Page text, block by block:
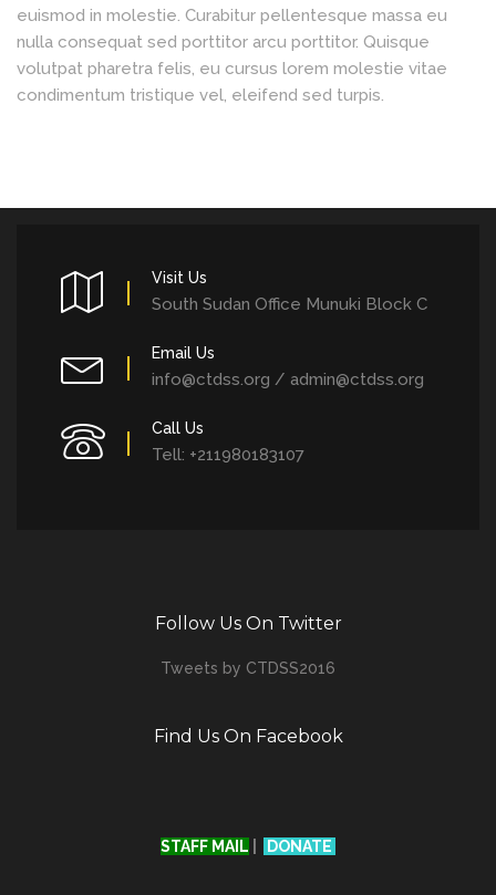
euismod in molestie. Curabitur pellentesque massa eu
nulla consequat sed porttitor arcu porttitor. Quisque
volutpat pharetra felis, eu cursus lorem molestie vitae
condimentum tristique vel, eleifend sed turpis.
Visit Us
South Sudan Office Munuki Block C
Email Us
info@ctdss.org / admin@ctdss.org
Call Us
Tell: +211980183107
Follow Us On Twitter
Tweets by CTDSS2016
Find Us On Facebook
STAFF MAIL DONATE